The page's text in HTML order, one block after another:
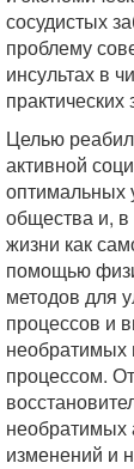
сосудистых
проблему
инсультах в
Целью
активной
оптимальных
общества и, в
жизни как
помощью
методов для
процессов и
необратимых
процессом.
необратимых
изменений и